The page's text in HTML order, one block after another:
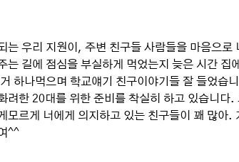
는 우리 지원이, 주변 친구들 사람들을 마음으로
는 길에 점심을 부실하게 먹었는지 늦은 시간 집
하나먹으며 학교얘기 친구이야기들 잘 들었습
려한 20대를 위한 준비를 착실히 하고 있습니다
모르게 너에게 의지하고 있는 친구들이 꽤 많아.
^^